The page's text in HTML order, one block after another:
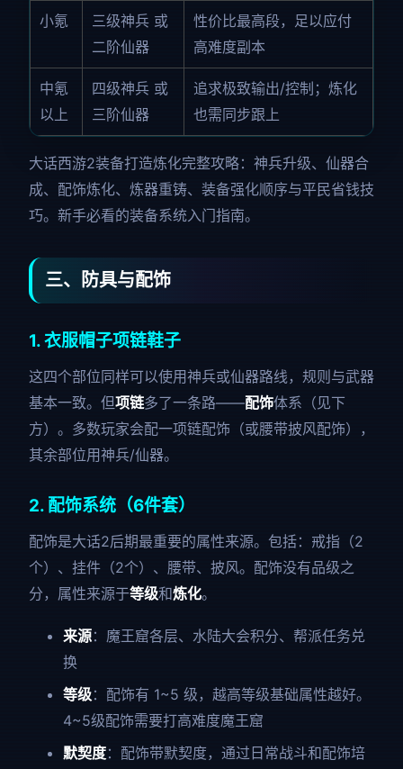
小氪
三级神兵 或
二阶仙器
性价比最高段，足以应付
高难度副本
中氪
以上
四级神兵 或
三阶仙器
追求极致输出/控制；炼化
也需同步跟上
大话西游2装备打造炼化完整攻略：神兵升级、仙器合
成、配饰炼化、炼器重铸、装备强化顺序与平民省钱技
巧。新手必看的装备系统入门指南。
三、防具与配饰
1. 衣服帽子项链鞋子
这四个部位同样可以使用神兵或仙器路线，规则与武器
基本一致。但项链多了一条路——配饰体系（见下
方）。多数玩家会配一项链配饰（或腰带披风配饰），
其余部位用神兵/仙器。
2. 配饰系统（6件套）
配饰是大话2后期最重要的属性来源。包括：戒指（2
个）、挂件（2个）、腰带、披风。配饰没有品级之
分，属性来源于等级和炼化。
来源：魔王窟各层、水陆大会积分、帮派任务兑
换
等级：配饰有 1~5 级，越高等级基础属性越好。
4~5级配饰需要打高难度魔王窟
默契度：配饰带默契度，通过日常战斗和配饰培